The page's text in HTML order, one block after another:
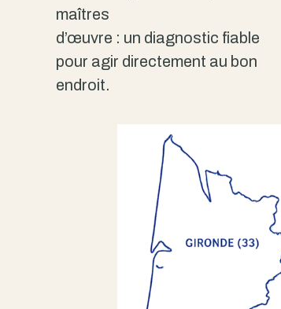
maîtres
d’œuvre : un diagnostic fiable
pour agir directement au bon
endroit.